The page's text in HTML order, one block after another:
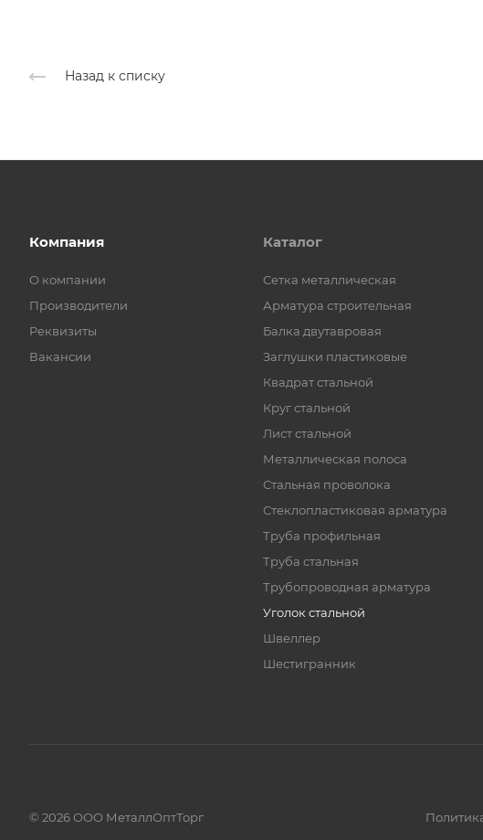
Назад к списку
Компания
О компании
Производители
Реквизиты
Вакансии
Каталог
Cетка металлическая
Арматура строительная
Балка двутавровая
Заглушки пластиковые
Квадрат стальной
Круг стальной
Лист стальной
Металлическая полоса
Стальная проволока
Стеклопластиковая арматура
Труба профильная
Труба стальная
Трубопроводная арматура
Уголок стальной
Швеллер
Шестигранник
© 2026 ООО МеталлОптТорг